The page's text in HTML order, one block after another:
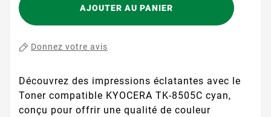
AJOUTER AU PANIER
Donnez votre avis
Découvrez des impressions éclatantes avec le
Toner compatible KYOCERA TK-8505C cyan,
conçu pour offrir une qualité de couleur